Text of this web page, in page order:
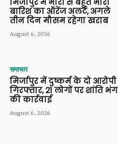
बारिश का ऑरेंज अलर्ट, अगले
तीन दिन मौसम रहेगा खराब
August 6, 2026
समाचार
मिर्जापुर में दुष्कर्म के दो आरोपी
गिरफ्तार, 21 लोगों पर शांति भंग
की कार्रवाई
August 6, 2026